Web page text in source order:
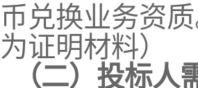
币兑换业务资
为证明材料）
（二）投标